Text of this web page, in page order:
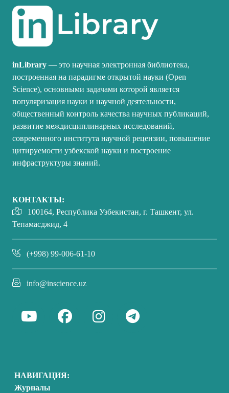
inLibrary — это научная электронная библиотека,
построенная на парадигме открытой науки (Open
Science), основными задачами которой является
популяризация науки и научной деятельности,
общественный контроль качества научных публикаций,
развитие междисциплинарных исследований,
современного института научной рецензии, повышение
цитируемости узбекской науки и построение
инфраструктуры знаний.
КОНТАКТЫ:
100164, Республика Узбекистан, г. Ташкент, ул.
Тепамасджид, 4
(+998) 99-006-61-10
info@inscience.uz
НАВИГАЦИЯ:
Журналы